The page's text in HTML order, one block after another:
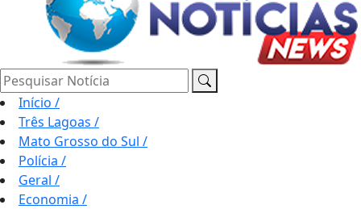
Pesquisar Notícia
Início /
Três Lagoas /
Mato Grosso do Sul /
Polícia /
Geral /
Economia /